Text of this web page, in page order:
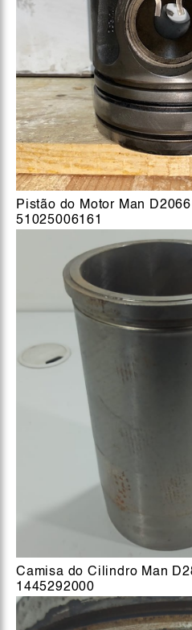
Pistão do Motor Man D2066
51025006161
Camisa do Cilindro Man
1445292000